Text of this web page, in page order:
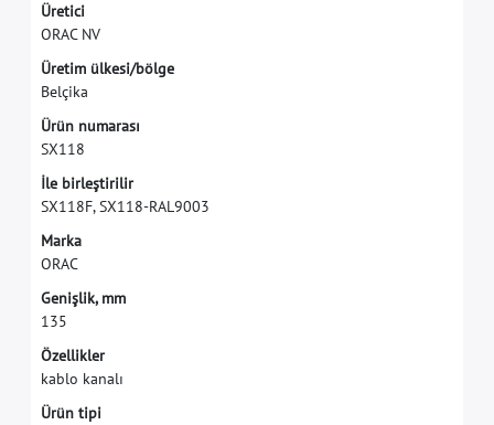
Üretici
ORAC NV
Üretim ülkesi/bölge
Belçika
Ürün numarası
SX118
İle birleştirilir
SX118F, SX118-RAL9003
Marka
ORAC
Genişlik, mm
135
Özellikler
kablo kanalı
Ürün tipi